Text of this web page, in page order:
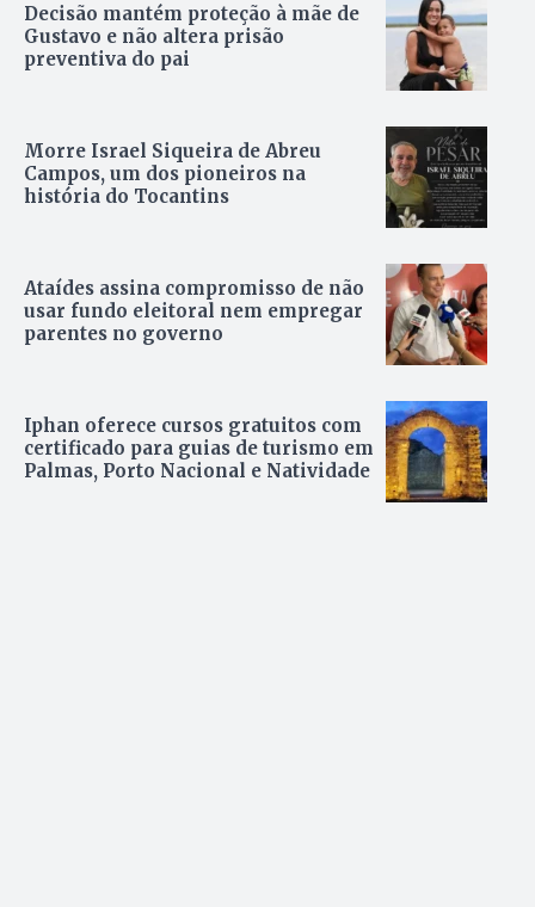
Decisão mantém proteção à mãe de
Gustavo e não altera prisão
preventiva do pai
Morre Israel Siqueira de Abreu
Campos, um dos pioneiros na
história do Tocantins
Ataídes assina compromisso de não
usar fundo eleitoral nem empregar
parentes no governo
Iphan oferece cursos gratuitos com
certificado para guias de turismo em
Palmas, Porto Nacional e Natividade